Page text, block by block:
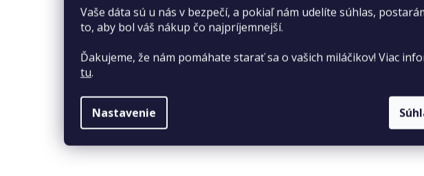
Vaše dáta sú u nás v bezpečí, a pokiaľ nám udelíte súhlas,
to, aby bol váš nákup čo najpríjemnejší.
Ďakujeme, že nám pomáhate starať sa o vašich miláčikov! Viac
tu.
Nastavenie